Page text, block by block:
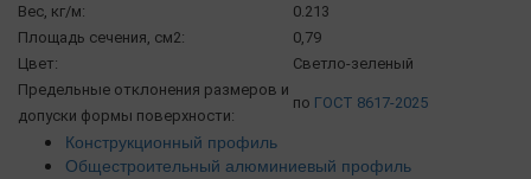
Вес, кг/м:
0.213
Площадь сечения, см2:
0,79
Цвет:
Светло-зеленый
Предельные отклонения размеров и
допуски формы поверхности:
по ГОСТ 8617-2025
Конструкционный профиль
Общестроительный алюминиевый профиль